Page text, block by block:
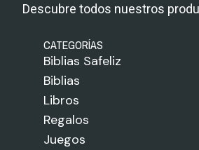
Descubre todos nuestros
CATEGORÍAS
Biblias Safeliz
Biblias
Libros
Regalos
Juegos